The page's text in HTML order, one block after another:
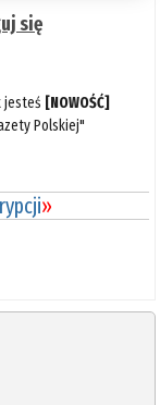
się
jesteś [NOWOŚĆ]
Polskiej"
»